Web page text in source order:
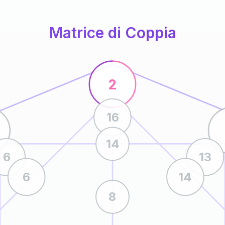
Matrice di Coppia
2
16
14
8
6
6
13
14